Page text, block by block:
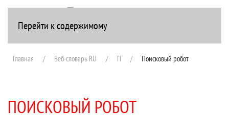
Перейти к содержимому+7(916) 107-51-99
Главная Веб-словарь RU П Поисковый робот
ПОИСКОВЫЙ РОБОТ